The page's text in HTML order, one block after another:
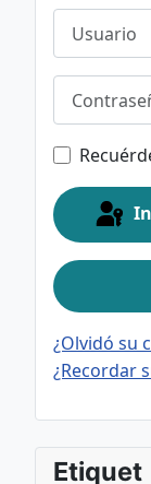
¿Olvidó su
¿Recordar
Etiquet